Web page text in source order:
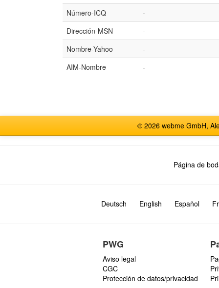
Número-ICQ
-
Dirección-MSN
-
Nombre-Yahoo
-
AIM-Nombre
-
© 2026 webme GmbH,
Página de
Deutsch English Español
PWG
Aviso legal
CGC
Protección de datos/privacidad